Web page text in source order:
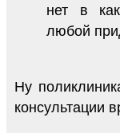
нет в
любой
Ну
консультации